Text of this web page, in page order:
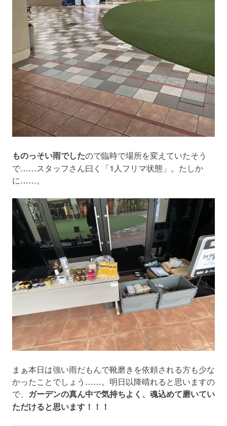
ものっそい雨でしたので臨時で場所を変えていたそう
で……スタッフさん曰く「1人フリマ状態」。たしか
に……。
まぁ本日は強い雨だもんで靴磨きを依頼される方も少な
かったことでしょう……。明日以降晴れると思いますの
で、 ガーデンの真ん中で気持ちよく、魂込めて磨いてい
ただけると思います！！！